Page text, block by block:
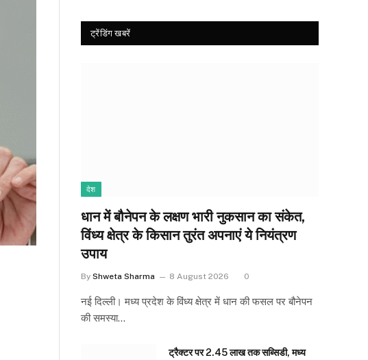
ट्रेंडिंग खबरें
देश
धान में बौनेपन के लक्षण भारी नुकसान का संकेत,
विंध्य क्षेत्र के किसान तुरंत अपनाएं ये नियंत्रण
उपाय
By Shweta Sharma 8 August 2026 0
नई दिल्ली। मध्य प्रदेश के विंध्य क्षेत्र में धान की फसल पर बौनेपन
की समस्या…
ट्रैक्टर पर 2.45 लाख तक सब्सिडी, मध्य